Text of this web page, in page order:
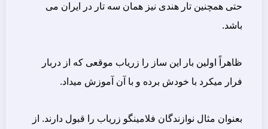
حتی همچنین تار هندی نیز همان سه تار در ایران می
باشد.
ظاهراً اولین بار این ساز را زریاب موقعی که از دربار
فرار میکرد با خودش برده و با آن آموزش میداد.
بعنوان مثال نوازندگان فلامینگو زریاب را قبول دارند. از